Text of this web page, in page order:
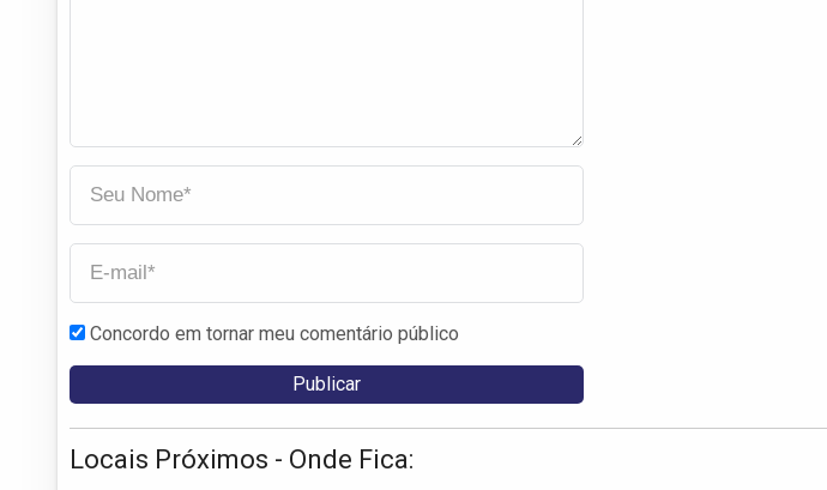
Concordo em tornar meu comentário público
Locais Próximos - Onde Fica: